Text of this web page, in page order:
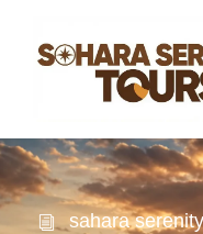
sahara